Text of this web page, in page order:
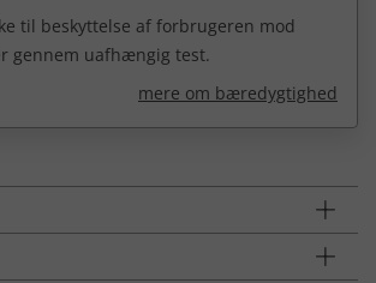
til beskyttelse af forbrugeren mod
gennem uafhængig test.
mere om bæredygtighed